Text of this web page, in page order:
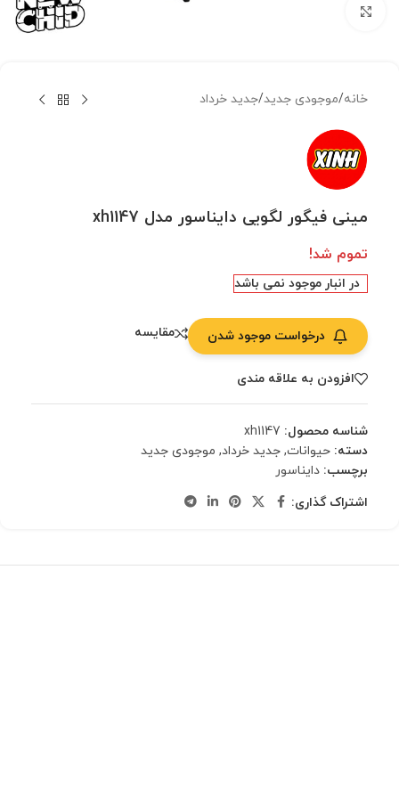
خانه/موجودی جدید/جدید خرداد
مینی فیگور لگویی دایناسور مدل xh1147
تموم شد!
در انبار موجود نمی باشد
درخواست موجود شدن مقایسه
افزودن به علاقه مندی
شناسه محصول: xh1147
دسته: حیوانات, جدید خرداد, موجودی جدید
برچسب: دایناسور
اشتراک گذاری: